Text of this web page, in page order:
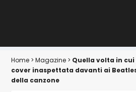
Home >Magazine > Quella volta in
cover inaspettata davanti ai
della canzone